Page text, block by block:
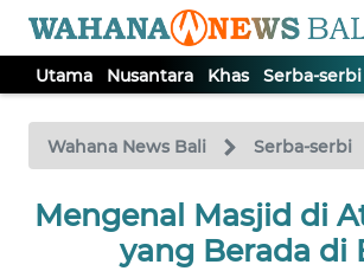
Utama Nusantara Khas Serba-serbi
Wahana News Bali Serba-serbi
Mengenal Masjid di
yang Berada di
TV
Tutup
UTAMA